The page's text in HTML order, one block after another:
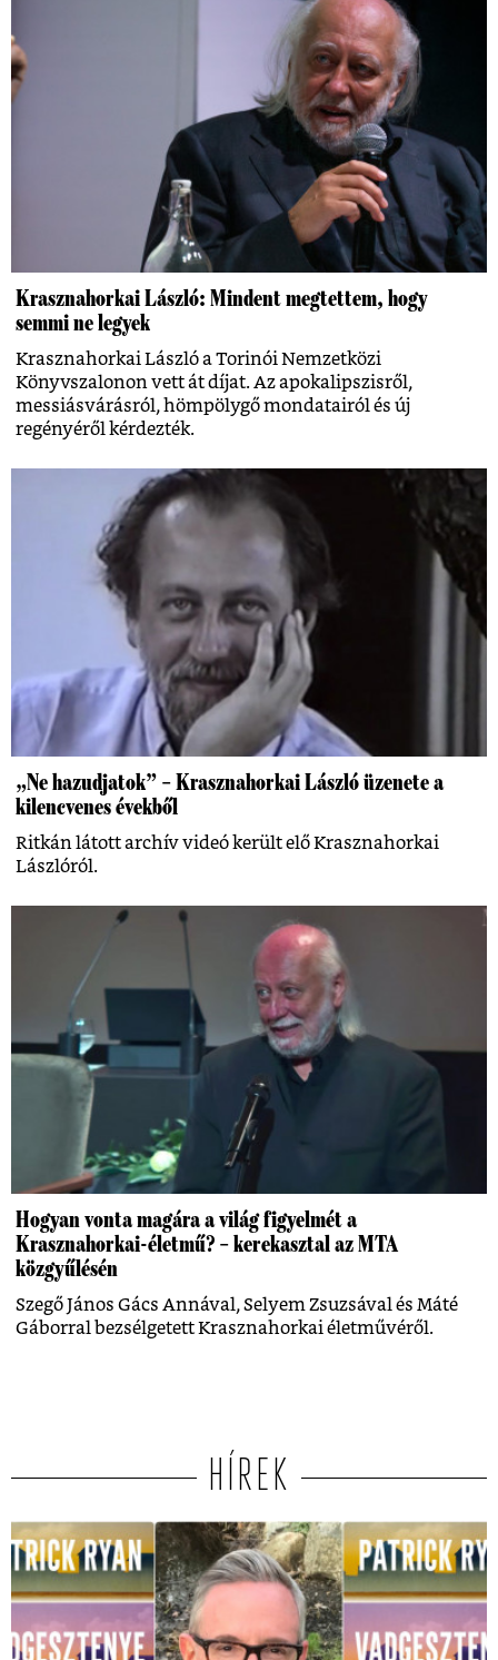
Krasznahorkai László: Mindent megtettem, hogy
semmi ne legyek
Krasznahorkai László a Torinói Nemzetközi
Könyvszalonon vett át díjat. Az apokalipszisről,
messiásvárásról, hömpölygő mondatairól és új
regényéről kérdezték.
„Ne hazudjatok” – Krasznahorkai László üzenete a
kilencvenes évekből
Ritkán látott archív videó került elő Krasznahorkai
Lászlóról.
Hogyan vonta magára a világ figyelmét a
Krasznahorkai-életmű? – kerekasztal az MTA
közgyűlésén
Szegő János Gács Annával, Selyem Zsuzsával és Máté
Gáborral bezsélgetett Krasznahorkai életművéről.
HÍREK